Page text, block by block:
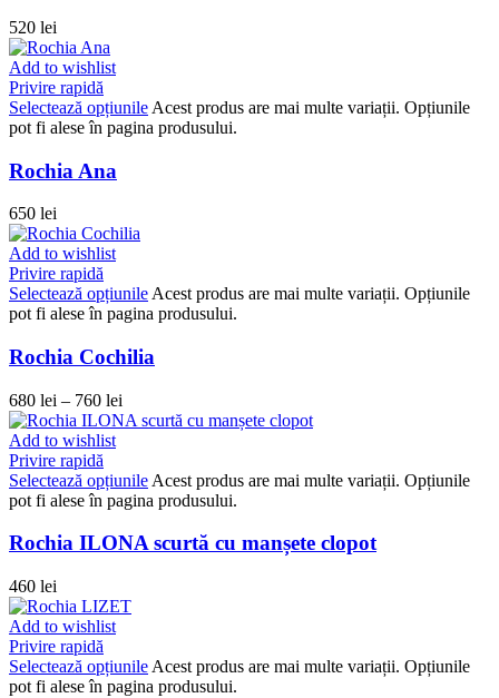
520 lei
Add to wishlist
Privire rapidă
Selectează opțiunile Acest produs are mai multe variații. Opțiunile
pot fi alese în pagina produsului.
Rochia Ana
650 lei
Add to wishlist
Privire rapidă
Selectează opțiunile Acest produs are mai multe variații. Opțiunile
pot fi alese în pagina produsului.
Rochia Cochilia
680 lei – 760 lei
Add to wishlist
Privire rapidă
Selectează opțiunile Acest produs are mai multe variații. Opțiunile
pot fi alese în pagina produsului.
Rochia ILONA scurtă cu manșete clopot
460 lei
Add to wishlist
Privire rapidă
Selectează opțiunile Acest produs are mai multe variații. Opțiunile
pot fi alese în pagina produsului.